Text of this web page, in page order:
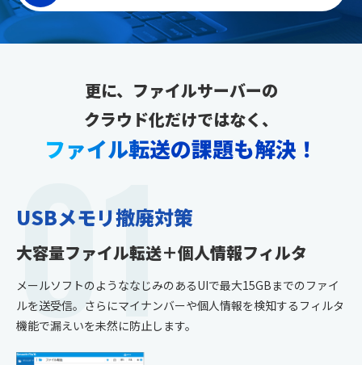
更に、ファイルサーバーの
クラウド化だけではなく、
ファイル転送の課題も解決！
01
USBメモリ撤廃対策
大容量ファイル転送＋個人情報フィルタ
メールソフトのようななじみのあるUIで最大15GBまでのファイ
ルを送受信。さらにマイナンバーや個人情報を検知するフィルタ
機能で漏えいを未然に防止します。